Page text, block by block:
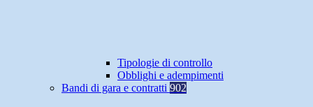
Tipologie di controllo
Obblighi e adempimenti
Bandi di gara e contratti 902